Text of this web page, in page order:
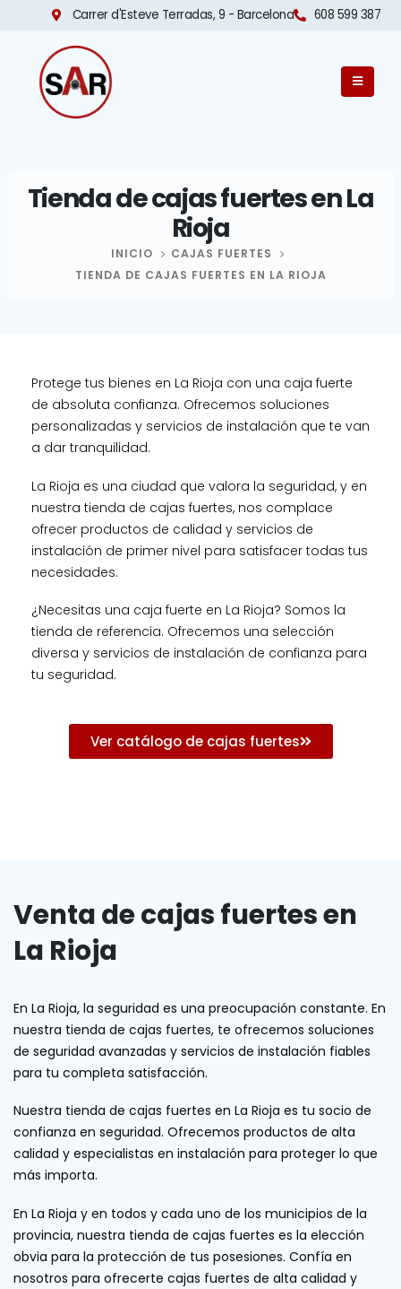
Carrer d'Esteve Terradas, 9 - Barcelona​ 608 599 387
Tienda de cajas fuertes en La
Rioja
INICIO
CAJAS FUERTES
TIENDA DE CAJAS FUERTES EN LA RIOJA
Protege tus bienes en La Rioja con una caja fuerte
de absoluta confianza. Ofrecemos soluciones
personalizadas y servicios de instalación que te van
a dar tranquilidad.
La Rioja es una ciudad que valora la seguridad, y en
nuestra tienda de cajas fuertes, nos complace
ofrecer productos de calidad y servicios de
instalación de primer nivel para satisfacer todas tus
necesidades.
¿Necesitas una caja fuerte en La Rioja? Somos la
tienda de referencia. Ofrecemos una selección
diversa y servicios de instalación de confianza para
tu seguridad.
Ver catálogo de cajas fuertes
Venta de cajas fuertes en
La Rioja
En La Rioja, la seguridad es una preocupación constante. En
nuestra tienda de cajas fuertes, te ofrecemos soluciones
de seguridad avanzadas y servicios de instalación fiables
para tu completa satisfacción.
Nuestra tienda de cajas fuertes en La Rioja es tu socio de
confianza en seguridad. Ofrecemos productos de alta
calidad y especialistas en instalación para proteger lo que
más importa.
En La Rioja y en todos y cada uno de los municipios de la
provincia, nuestra tienda de cajas fuertes es la elección
obvia para la protección de tus posesiones. Confía en
nosotros para ofrecerte cajas fuertes de alta calidad y